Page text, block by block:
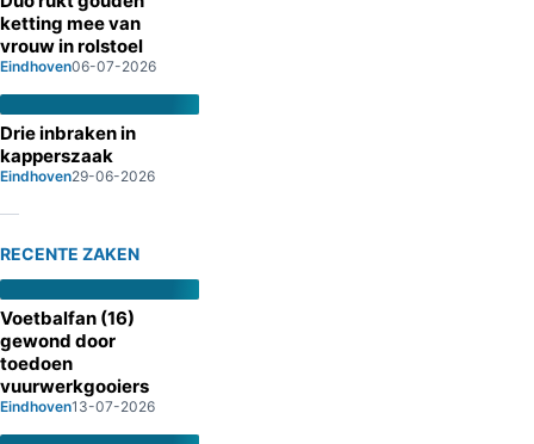
ketting mee van
vrouw in rolstoel
Eindhoven06-07-2026
Drie inbraken in
kapperszaak
Eindhoven29-06-2026
RECENTE ZAKEN
Voetbalfan (16)
gewond door
toedoen
vuurwerkgooiers
Eindhoven13-07-2026